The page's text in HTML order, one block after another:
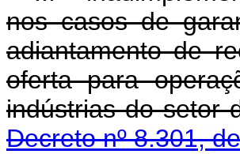
nos casos de
adiantamento de
oferta para
indústrias
Decreto nº 8.301,